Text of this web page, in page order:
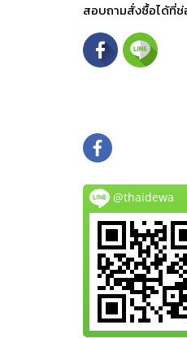
สอบถามสั่งซื้อได้ที่ช่
@thaidewa